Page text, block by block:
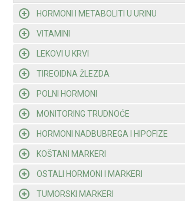
HORMONI I METABOLITI U URINU
VITAMINI
LEKOVI U KRVI
TIREOIDNA ŽLEZDA
POLNI HORMONI
MONITORING TRUDNOĆE
HORMONI NADBUBREGA I HIPOFIZE
KOŠTANI MARKERI
OSTALI HORMONI I MARKERI
TUMORSKI MARKERI